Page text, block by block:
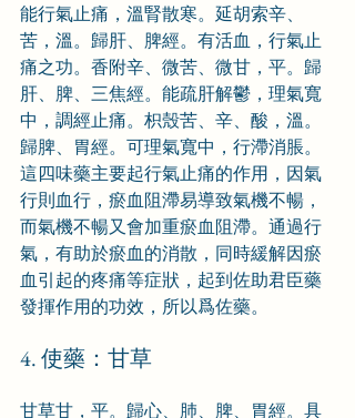
能行氣止痛，溫腎散寒。延胡索辛、
苦，溫。歸肝、脾經。有活血，行氣止
痛之功。香附辛、微苦、微甘，平。歸
肝、脾、三焦經。能疏肝解鬱，理氣寬
中，調經止痛。枳殼苦、辛、酸，溫。
歸脾、胃經。可理氣寬中，行滯消脹。
這四味藥主要起行氣止痛的作用，因氣
行則血行，瘀血阻滯易導致氣機不暢，
而氣機不暢又會加重瘀血阻滯。通過行
氣，有助於瘀血的消散，同時緩解因瘀
血引起的疼痛等症狀，起到佐助君臣藥
發揮作用的功效，所以爲佐藥。
4. 使藥：甘草
甘草甘，平。歸心、肺、脾、胃經。具